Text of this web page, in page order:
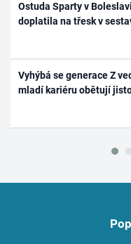
Ostuda Sparty v
doplatila na třesk v
Vyhýbá se generace Z
mladí kariéru obětují